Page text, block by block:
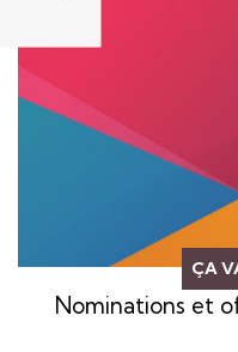
ÇA
Nominations et